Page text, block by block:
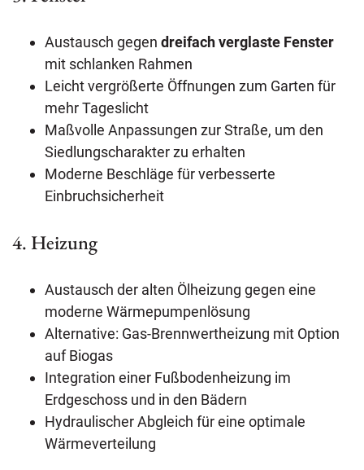
Austausch gegen dreifach verglaste Fenster
mit schlanken Rahmen
Leicht vergrößerte Öffnungen zum Garten für
mehr Tageslicht
Maßvolle Anpassungen zur Straße, um den
Siedlungscharakter zu erhalten
Moderne Beschläge für verbesserte
Einbruchsicherheit
4. Heizung
Austausch der alten Ölheizung gegen eine
moderne Wärmepumpenlösung
Alternative: Gas-Brennwertheizung mit Option
auf Biogas
Integration einer Fußbodenheizung im
Erdgeschoss und in den Bädern
Hydraulischer Abgleich für eine optimale
Wärmeverteilung